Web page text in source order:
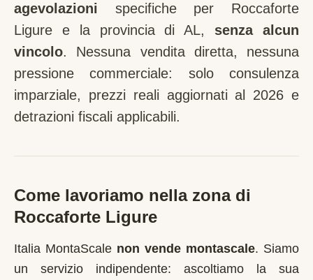
agevolazioni specifiche per Roccaforte
Ligure e la provincia diAL, senza alcun
vincolo. Nessuna vendita diretta, nessuna
pressione commerciale: solo consulenza
imparziale, prezzi reali aggiornati al 2026 e
detrazioni fiscali applicabili.
Come lavoriamo nella zona di
Roccaforte Ligure
Italia MontaScale non vende montascale. Siamo
un servizio indipendente: ascoltiamo la sua